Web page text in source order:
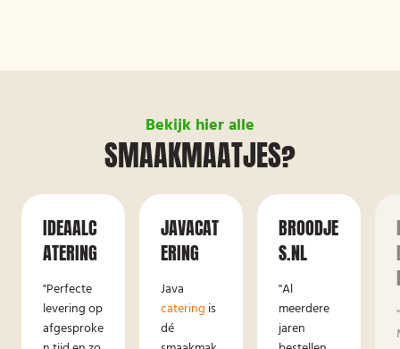
Bekijk hier alle
SMAAKMAATJES?
IDEAALC
ATERING
"Perfecte
levering op
afgesproke
JAVACAT
ERING
Java
catering is
dé
BROODJE
S.NL
"Al
meerdere
jaren